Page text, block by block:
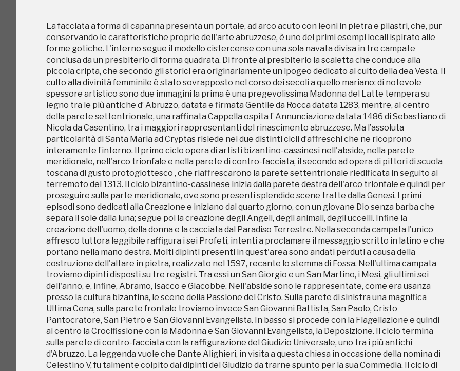
La facciata a forma di capanna presenta un portale, ad arco acuto con leoni in pietra e pilastri, che, pur
conservando le caratteristiche proprie dell'arte abruzzese, è uno dei primi esempi locali ispirato alle
forme gotiche. L'interno segue il modello cistercense con una sola navata divisa in tre campate
conclusa da un presbiterio di forma quadrata. Di fronte al presbiterio la scaletta che conduce alla
piccola cripta, che secondo gli storici era originariamente un ipogeo dedicato al culto della dea Vesta. Il
culto alla divinità femminile è stato sovrapposto nel corso dei secoli a quello mariano: di notevole
spessore artistico sono due immagini la prima è una pregevolissima Madonna del Latte tempera su
legno tra le più antiche d’ Abruzzo, datata e firmata Gentile da Rocca datata 1283, mentre, al centro
della parete settentrionale, una raffinata Cappella ospita l’ Annunciazione datata 1486 di Sebastiano di
Nicola da Casentino, tra i maggiori rappresentanti del rinascimento abruzzese. Ma l’assoluta
particolarità di Santa Maria ad Cryptas risiede nei due distinti cicli d’affreschi che ne ricoprono
interamente l’interno. Il primo ciclo opera di artisti bizantino-cassinesi nell'abside, nella parete
meridionale, nell'arco trionfale e nella parete di contro-facciata, il secondo ad opera di pittori di scuola
toscana di gusto protogiottesco , che riaffrescarono la parete settentrionale riedificata in seguito al
terremoto del 1313. Il ciclo bizantino-cassinese inizia dalla parete destra dell'arco trionfale e quindi per
proseguire sulla parte meridionale, ove sono presenti splendide scene tratte dalla Genesi. I primi
episodi sono dedicati alla Creazione e iniziano dal quarto giorno, con un giovane Dio senza barba che
separa il sole dalla luna; segue poi la creazione degli Angeli, degli animali, degli uccelli. Infine la
creazione dell'uomo, della donna e la cacciata dal Paradiso Terrestre. Nella seconda campata l'unico
affresco tuttora leggibile raffigura i sei Profeti, intenti a proclamare il messaggio scritto in latino e che
portano nella mano destra. Molti dipinti presenti in quest'area sono andati perduti a causa della
costruzione dell'altare in pietra, realizzato nel 1597, recante lo stemma di Fossa. Nell'ultima campata
troviamo dipinti disposti su tre registri. Tra essi un San Giorgio e un San Martino, i Mesi, gli ultimi sei
dell'anno, e, infine, Abramo, Isacco e Giacobbe. Nell'abside sono le rappresentate, come era usanza
presso la cultura bizantina, le scene della Passione del Cristo. Sulla parete di sinistra una magnifica
Ultima Cena, sulla parete frontale troviamo invece San Giovanni Battista, San Paolo, Cristo
Pantocratore, San Pietro e San Giovanni Evangelista. In basso si procede con la Flagellazione e quindi
al centro la Crocifissione con la Madonna e San Giovanni Evangelista, la Deposizione. Il ciclo termina
sulla parete di contro-facciata con la raffigurazione del Giudizio Universale, uno tra i più antichi
d'Abruzzo. La leggenda vuole che Dante Alighieri, in visita a questa chiesa in occasione della nomina di
Celestino V, fu talmente colpito dai dipinti del Giudizio da trarne spunto per la sua Commedia. Il ciclo di
meridionale, nell'arco trionfale e nella parete di contro-facciata, il secondo ad opera di pittori di scuola
toscana di gusto protogiottesco , che riaffrescarono la parete settentrionale riedificata in seguito al
terremoto del 1313. Il ciclo bizantino-cassinese inizia dalla parete destra dell'arco trionfale e quindi per
proseguire sulla parte meridionale, ove sono presenti splendide scene tratte dalla Genesi. I primi
episodi sono dedicati alla Creazione e iniziano dal quarto giorno, con un giovane Dio senza barba che
separa il sole dalla luna; segue poi la creazione degli Angeli, degli animali, degli uccelli. Infine la
creazione dell'uomo, della donna e la cacciata dal Paradiso Terrestre. Nella seconda campata l'unico
affresco tuttora leggibile raffigura i sei Profeti, intenti a proclamare il messaggio scritto in latino e che
portano nella mano destra. Molti dipinti presenti in quest'area sono andati perduti a causa della
costruzione dell'altare in pietra, realizzato nel 1597, recante lo stemma di Fossa. Nell'ultima campata
troviamo dipinti disposti su tre registri. Tra essi un San Giorgio e un San Martino, i Mesi, gli ultimi sei
dell'anno, e, infine, Abramo, Isacco e Giacobbe. Nell'abside sono le rappresentate, come era usanza
presso la cultura bizantina, le scene della Passione del Cristo. Sulla parete di sinistra una magnifica
Ultima Cena, sulla parete frontale troviamo invece San Giovanni Battista, San Paolo, Cristo
Pantocratore, San Pietro e San Giovanni Evangelista. In basso si procede con la Flagellazione e quindi
al centro la Crocifissione con la Madonna e San Giovanni Evangelista, la Deposizione. Il ciclo termina
sulla parete di contro-facciata con la raffigurazione del Giudizio Universale, uno tra i più antichi
d'Abruzzo. La leggenda vuole che Dante Alighieri, in visita a questa chiesa in occasione della nomina di
Celestino V, fu talmente colpito dai dipinti del Giudizio da trarne spunto per la sua Commedia. Il ciclo di
scuola toscana, databile alla seconda metà del XIV secolo, occupa la parete settentrionale ed è
dedicato alla vita della Madonna. Le scene narrano San Gioacchino tra i pastori, l'Incontro presso la
Porta Aurea, l’Annunciazione, la Natività, la Malattia della Vergine, il Trasporto del corpo di Maria da
parte degli Apostoli, la Deposizione della Vergine e l'Assunzione di Maria. Pertanto il monumento nel
suo complesso rappresenta un vero e proprio caposaldo dell’ arte medievale abruzzese abbracciando
ben tre secoli di storia, ed è pertanto un vero e proprio museo d’ immagini figurative. Seriamente
danneggiata dal sisma del 6 Aprile 2009, è stata restaurata e riconsegnata al mondo il 28 Aprile 2019.